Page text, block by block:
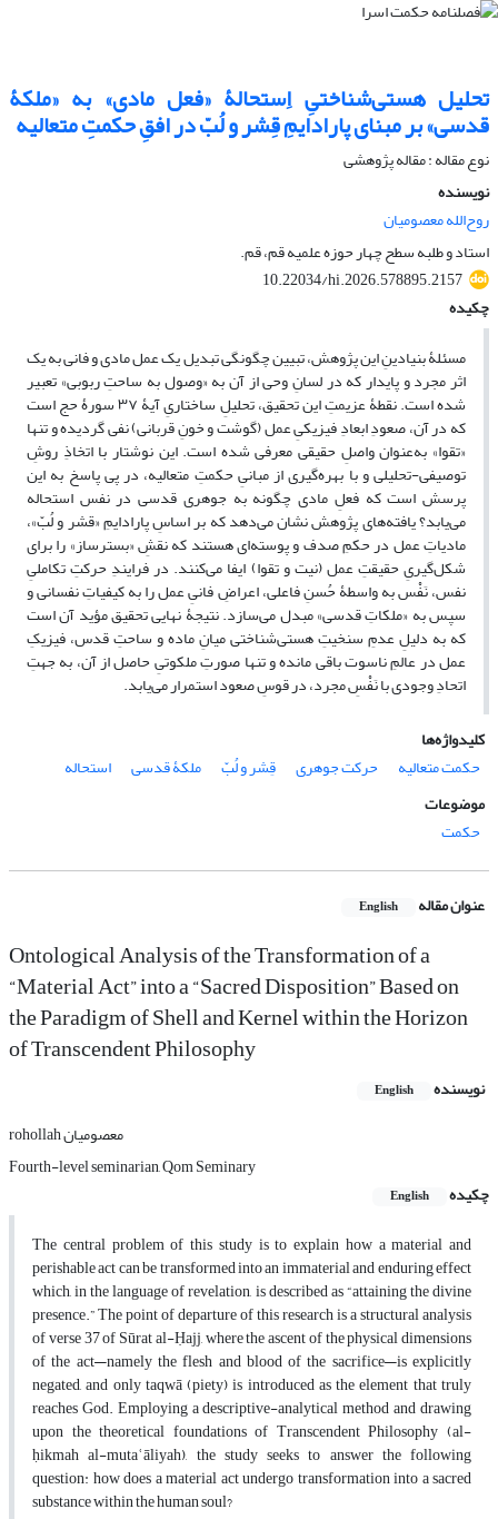
تحلیل هستی‌شناختیِ اِستحالۀ «فعل مادی» به «ملکۀ
قدسی» بر مبنای پارادایمِ قِشر و لُبّ در افقِ حکمتِ متعالیه
نوع مقاله : مقاله پژوهشی
نویسنده
روح‌الله معصومیان
استاد و طلبه سطح چهار حوزه علمیه قم، قم.
10.22034/hi.2026.578895.2157
چکیده
مسئلۀ بنیادینِ این پژوهش، تبیین چگونگی تبدیل یک عمل مادی و فانی به یک
اثر مجرد و پایدار که در لسانِ وحی از آن به «وصول به ساحتِ ربوبی» تعبیر
شده است. نقطۀ عزیمتِ این تحقیق، تحلیلِ ساختاریِ آیۀ ۳۷ سورۀ حج ‌است
که در آن، صعودِ ابعادِ فیزیکیِ عمل (گوشت و خونِ قربانی) نفی گردیده و تنها
«تقوا» به‌عنوان واصلِ حقیقی معرفی شده است. این نوشتار با اتخاذِ روشِ
توصیفی-تحلیلی و با بهره‌گیری از مبانیِ حکمتِ متعالیه، در پی پاسخ به این
پرسش است که فعلِ مادی چگونه به جوهری قدسی در نفس استحاله
می‌یابد؟ یافته‌های پژوهش نشان می‌دهد که بر اساسِ پارادایمِ «قشر و لُبّ»،
مادیاتِ عمل در حکمِ صدف و پوسته‌ای هستند که نقشِ «بسترساز» را برای
شکل‌گیریِ حقیقتِ عمل (نیت و تقوا) ایفا می‌کنند. در فرایندِ حرکتِ تکاملیِ
نفس، نَفْس به واسطۀ حُسنِ فاعلی، اعراضِ فانیِ عمل را به کیفیاتِ نفسانی و
سپس به «ملکاتِ قدسی» مبدل می‌سازد. نتیجۀ نهایی تحقیق مؤید آن است
که به دلیلِ عدمِ سنخیتِ هستی‌شناختی میانِ ماده و ساحتِ قدس، فیزیکِ
عمل در عالمِ ناسوت باقی مانده و تنها صورتِ ملکوتیِ حاصل از آن، به جهتِ
اتحادِ وجودی با نَفْسِ مجرد، در قوسِ صعود استمرار می‌یابد.
کلیدواژه‌ها
حکمت متعالیه
حرکت جوهری قِشر و لُبّ ملکۀ قدسی
استحاله
موضوعات
حکمت
عنوان مقاله English
Ontological Analysis of the Transformation of a
“Material Act” into a “Sacred Disposition” Based on
the Paradigm of Shell and Kernel within the Horizon
of Transcendent Philosophy
نویسنده English
rohollah معصومیان
Fourth-level seminarian, Qom Seminary
چکیده
English
The central problem of this study is to explain how a material and
perishable act can be transformed into an immaterial and enduring effect
which, in the language of revelation, is described as “attaining the divine
presence.” The point of departure of this research is a structural analysis
of verse 37 of Sūrat al-Ḥajj, where the ascent of the physical dimensions
of the act—namely the flesh and blood of the sacrifice—is explicitly
negated, and only taqwā (piety) is introduced as the element that truly
reaches God. Employing a descriptive-analytical method and drawing
upon the theoretical foundations of Transcendent Philosophy (al-
ḥikmah al-mutaʿāliyah), the study seeks to answer the following
question: how does a material act undergo transformation into a sacred
substance within the human soul?